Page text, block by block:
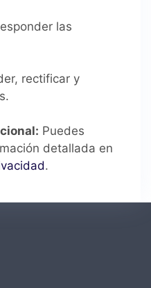
las
rectificar y
Puedes
detallada en
.